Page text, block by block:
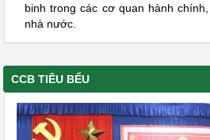
binh trong các cơ quan hành
nhà nước.
CCB TIÊU BỂU